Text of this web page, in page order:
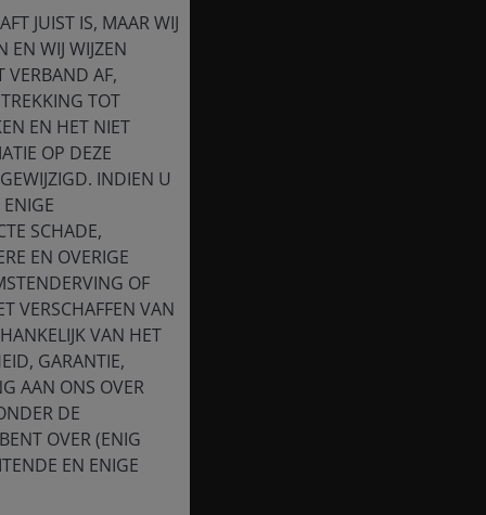
JUIST IS, MAAR WIJ
EN WIJ WIJZEN
VERBAND AF,
TOT
EN HET NIET
OP DEZE
INDIEN U
SCHADE,
EN OVERIGE
OF
VERSCHAFFEN VAN
VAN HET
GARANTIE,
AAN ONS OVER
DE
OVER (ENIG
EN ENIGE